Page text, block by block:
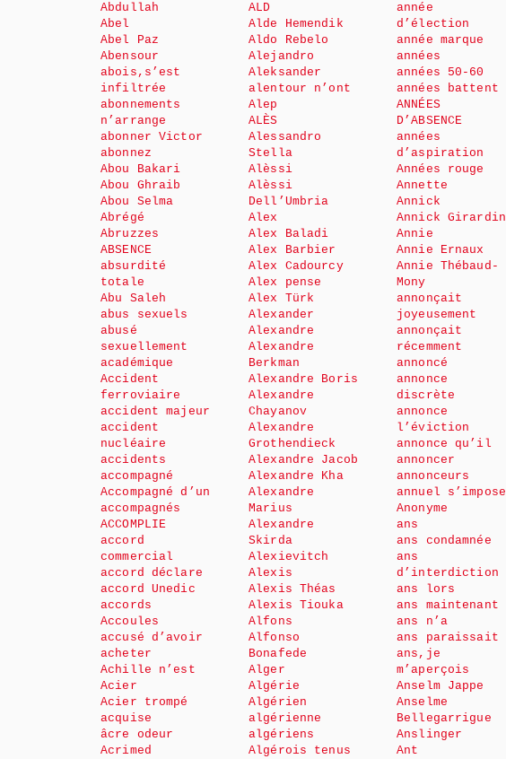
Abdullah
Abel
Abel Paz
Abensour
abois,s’est
infiltrée
abonnements
n’arrange
abonner Victor
abonnez
Abou Bakari
Abou Ghraib
Abou Selma
Abrégé
Abruzzes
ABSENCE
absurdité
totale
Abu Saleh
abus sexuels
abusé
sexuellement
académique
Accident
ferroviaire
accident majeur
accident
nucléaire
accidents
accompagné
Accompagné d’un
accompagnés
ACCOMPLIE
accord
commercial
accord déclare
accord Unedic
accords
Accoules
accusé d’avoir
acheter
Achille n’est
Acier
Acier trompé
acquise
âcre odeur
Acrimed
ALD
Alde Hemendik
Aldo Rebelo
Alejandro
Aleksander
alentour n’ont
Alep
ALÈS
Alessandro
Stella
Alèssi
Alèssi
Dell’Umbria
Alex
Alex Baladi
Alex Barbier
Alex Cadourcy
Alex pense
Alex Türk
Alexander
Alexandre
Alexandre
Berkman
Alexandre Boris
Alexandre
Chayanov
Alexandre
Grothendieck
Alexandre Jacob
Alexandre Kha
Alexandre
Marius
Alexandre
Skirda
Alexievitch
Alexis
Alexis Théas
Alexis Tiouka
Alfons
Alfonso
Bonafede
Alger
Algérie
Algérien
algérienne
algériens
Algérois tenus
année
d’élection
année marque
années
années 50-60
années battent
ANNÉES
D’ABSENCE
années
d’aspiration
Années rouge
Annette
Annick
Annick Girardin
Annie
Annie Ernaux
Annie Thébaud-
Mony
annonçait
joyeusement
annonçait
récemment
annoncé
annonce
discrète
annonce
l’éviction
annonce qu’il
annoncer
annonceurs
annuel s’impose
Anonyme
ans
ans condamnée
ans
d’interdiction
ans lors
ans maintenant
ans n’a
ans paraissait
ans,je
m’aperçois
Anselm Jappe
Anselme
Bellegarrigue
Anslinger
Ant